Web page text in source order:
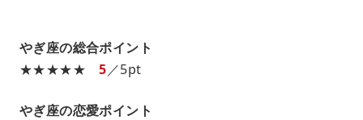
やぎ座の総合ポイント
★★★★★5／5pt
やぎ座の恋愛ポイント